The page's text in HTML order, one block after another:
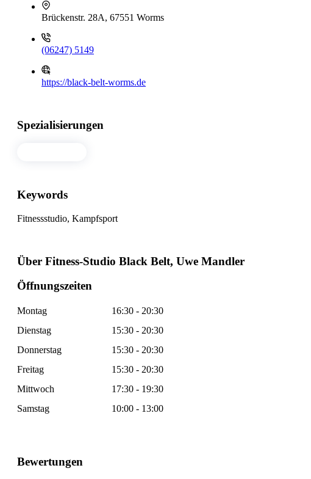
Brückenstr. 28A, 67551 Worms
(06247) 5149
https://black-belt-worms.de
Spezialisierungen
Keywords
Fitnessstudio, Kampfsport
Über Fitness-Studio Black Belt, Uwe Mandler
Öffnungszeiten
Montag
16:30 - 20:30
Dienstag
15:30 - 20:30
Donnerstag
15:30 - 20:30
Freitag
15:30 - 20:30
Mittwoch
17:30 - 19:30
Samstag
10:00 - 13:00
Bewertungen